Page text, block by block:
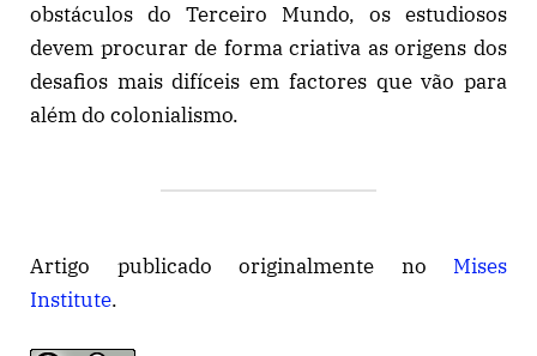
obstáculos do Terceiro Mundo, os estudiosos
devem procurar de forma criativa as origens dos
desafios mais difíceis em factores que vão para
além do colonialismo.
Artigo publicado originalmente no Mises
Institute.